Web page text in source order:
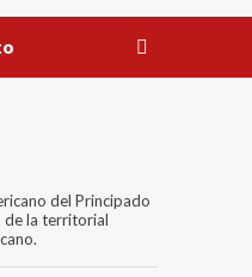
del Principado
de la territorial